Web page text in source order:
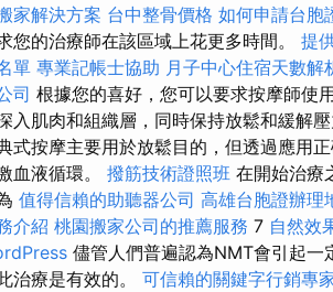
家解決方案 台中整骨價格 如何申請台胞
您的治療師在該區域上花更多時間。 提
單 專業記帳士協助 月子中心住宿天數解
司 根據您的喜好，您可以要求按摩師使
入肌肉和組織層，同時保持放鬆和緩解壓
式按摩主要用於放鬆目的，但透過應用
血液循環。 撥筋技術證照班 在開始治療
值得信賴的助聽器公司 高雄台胞證辦理
介紹 桃園搬家公司的推薦服務 7 自然效
儘管人們普遍認為NMT會引起一
治療是有效的。 可信賴的關鍵字行銷專